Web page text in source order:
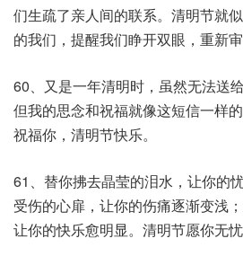
们生疏了亲人间的联系。清明节就
的我们，提醒我们睁开双眼，重新审
60、又是一年清明时，虽然无法送
但我的思念和祝福就像这短信一样
祝福你，清明节快乐。
61、替你拂去晶莹的泪水，让你的
受伤的心扉，让你的伤痛逐渐变浅
让你的快乐愈明显。清明节愿你无忧